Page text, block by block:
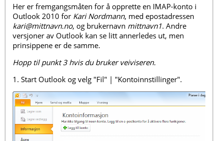
Her er fremgangsmåten for å opprette en IMAP-konto i
Outlook 2010 for Kari Nordmann, med epostadressen
kari@mittnavn.no, og brukernavn mittnavn1. Andre
versjoner av Outlook kan se litt annerledes ut, men
prinsippene er de samme.
Hopp til punkt 3 hvis du bruker veiviseren.
1. Start Outlook og velg "Fil" | "Kontoinnstillinger".